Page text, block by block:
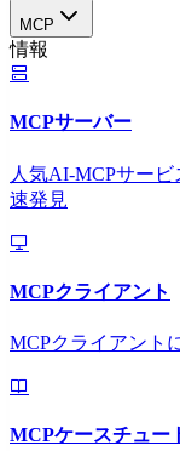
MCP
情報
MCPサーバー
人気AI-MCPサー
速発見
MCPクライアント
MCPクライアント
MCPケースチュー